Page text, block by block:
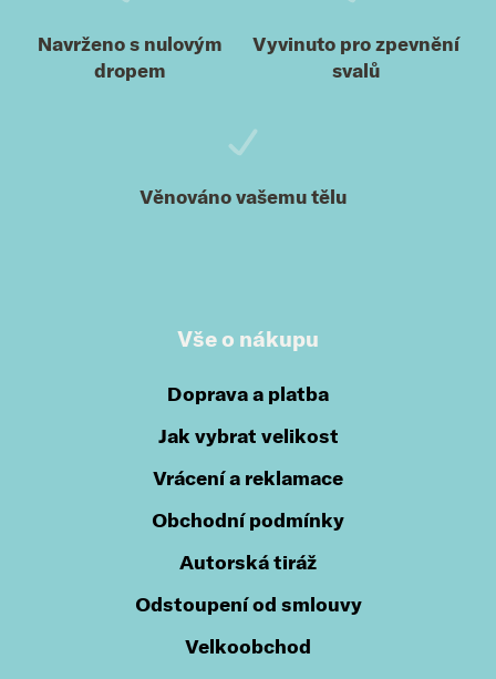
Navrženo s nulovým
dropem
Vyvinuto pro zpevnění
svalů
Věnováno vašemu tělu
Vše o nákupu
Doprava a platba
Jak vybrat velikost
Vrácení a reklamace
Obchodní podmínky
Autorská tiráž
Odstoupení od smlouvy
Velkoobchod